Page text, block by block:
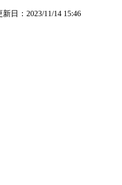
日： 2023/11/14 15:46